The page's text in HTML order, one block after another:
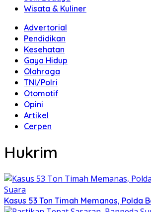
Wisata & Kuliner
Advertorial
Pendidikan
Kesehatan
Gaya Hidup
Olahraga
TNI/Polri
Otomotif
Opini
Artikel
Cerpen
Hukrim
Kasus 53 Ton Timah Memanas, Polda